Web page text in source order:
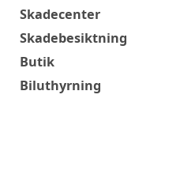
Skadecenter
Skadebesiktning
Butik
Biluthyrning